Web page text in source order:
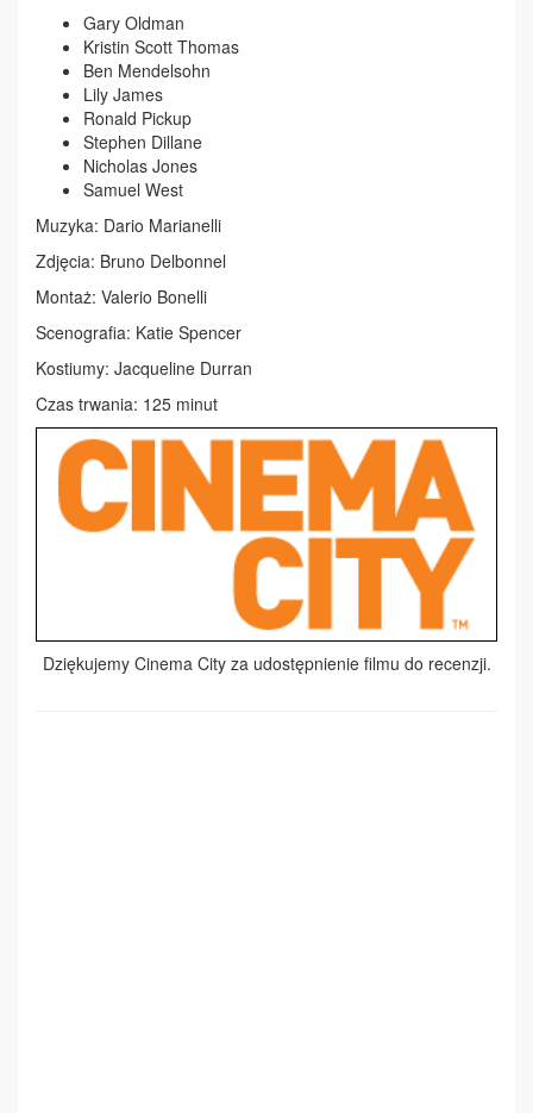
Gary Oldman
Kristin Scott Thomas
Ben Mendelsohn
Lily James
Ronald Pickup
Stephen Dillane
Nicholas Jones
Samuel West
Muzyka: Dario Marianelli
Zdjęcia: Bruno Delbonnel
Montaż: Valerio Bonelli
Scenografia: Katie Spencer
Kostiumy: Jacqueline Durran
Czas trwania: 125 minut
Dziękujemy Cinema City za udostępnienie filmu do recenzji.